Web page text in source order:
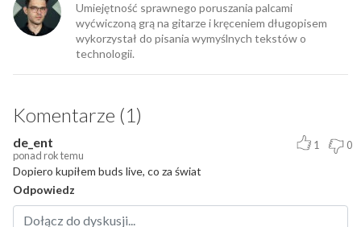
Umiejętność sprawnego poruszania palcami
wyćwiczoną grą na gitarze i kręceniem długopisem
wykorzystał do pisania wymyślnych tekstów o
technologii.
Komentarze (1)
de_ent
ponad rok temu
1 0
Dopiero kupiłem buds live, co za świat
Odpowiedz